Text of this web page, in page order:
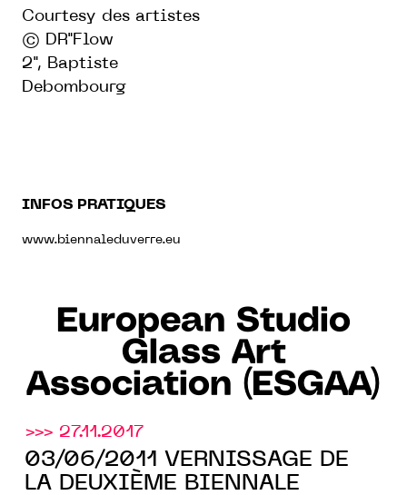
Courtesy des artistes
© DR"Flow
2", Baptiste
Debombourg
INFOS PRATIQUES
www.biennaleduverre.eu
European Studio
Glass Art
Association (ESGAA)
>>> 27.11.2017
03/06/2011 VERNISSAGE DE
LA DEUXIÈME BIENNALE